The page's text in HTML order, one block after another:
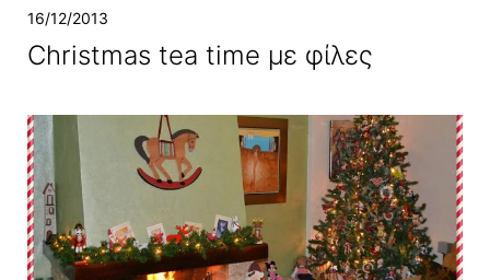
16/12/2013
Christmas tea time με φίλες